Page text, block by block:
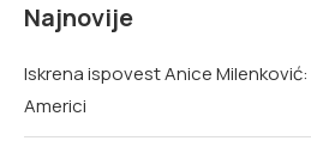
Najnovije
Iskrena ispovest Anice
Americi